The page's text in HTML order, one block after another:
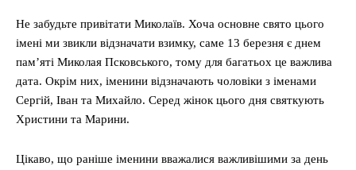
Не забудьте привітати Миколаїв. Хоча основне свято цього
імені ми звикли відзначати взимку, саме 13 березня є днем
пам’яті Миколая Псковського, тому для багатьох це важлива
дата. Окрім них, іменини відзначають чоловіки з іменами
Сергій, Іван та Михайло. Серед жінок цього дня святкують
Христини та Марини.
Цікаво, що раніше іменини вважалися важливішими за день